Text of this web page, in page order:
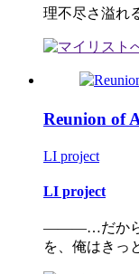
理不尽さ溢れ
Reunion of
LI project
LI project
―――…だから
を、俺はきっ